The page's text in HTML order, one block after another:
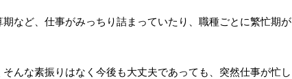
など、仕事がみっちり詰まっていたり、職種ごとに繁忙期が
んな素振りはなく今後も大丈夫であっても、突然仕事が忙し